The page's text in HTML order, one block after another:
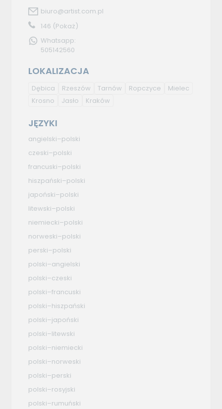
biuro@artist.com.pl
146 (Pokaż)
Whatsapp:
505142560
LOKALIZACJA
Dębica Rzeszów Tarnów Ropczyce
Mielec
Krosno
Jasło Kraków
JĘZYKI
angielski–polski
czeski–polski
francuski–polski
hiszpański–polski
japoński–polski
litewski–polski
niemiecki–polski
norweski–polski
perski–polski
polski–angielski
polski–czeski
polski–francuski
polski–hiszpański
polski–japoński
polski–litewski
polski–niemiecki
polski–norweski
polski–perski
polski–rosyjski
polski–rumuński